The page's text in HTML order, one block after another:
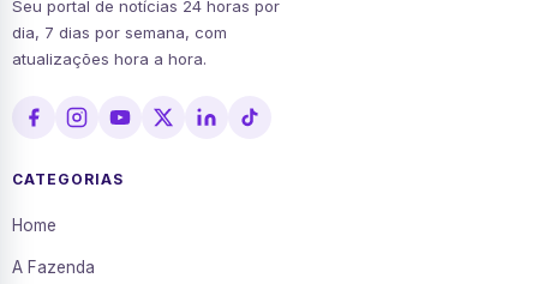
Seu portal de notícias 24 horas por
dia, 7 dias por semana, com
atualizações hora a hora.
CATEGORIAS
Home
A Fazenda